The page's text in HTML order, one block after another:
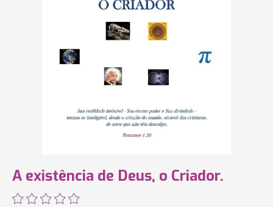
A existência de Deus, o Criador.